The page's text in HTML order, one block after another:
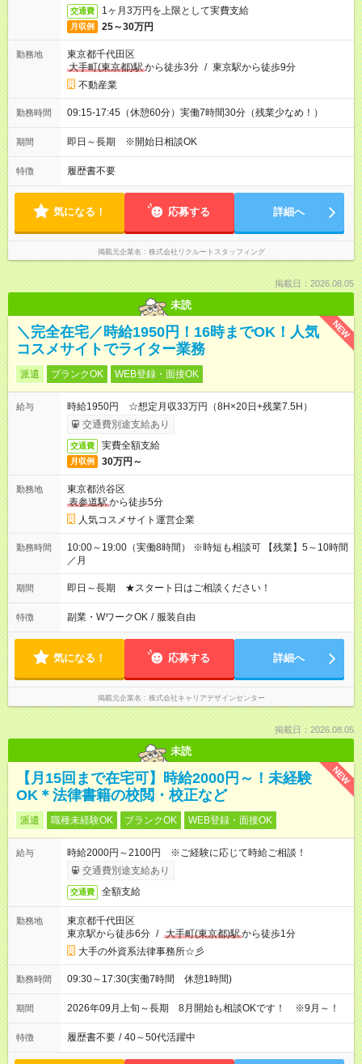
交通費 1ヶ月3万円を上限として実費支給
月収例 25～30万円
勤務地
東京都千代田区
大手町(東京都)駅から徒歩3分 / 東京駅から徒歩9分
不動産業
勤務時間 09:15-17:45（休憩60分）実働7時間30分（残業少なめ！）
期間 即日～長期 ※開始日相談OK
特徴 履歴書不要
気になる！ 応募する 詳細へ
掲載元企業名 株式会社リクルートスタッフィング
掲載日：2026.08.05
未読
NEW
＼完全在宅／時給1950円！16時までOK！人気
コスメサイトでライター業務
派遣 ブランクOK WEB登録・面接OK
給与
時給1950円 ☆想定月収33万円（8H×20日+残業7.5H）
交通費別途支給あり
交通費 実費全額支給
月収例 30万円～
勤務地
東京都渋谷区
表参道駅から徒歩5分
人気コスメサイト運営企業
勤務時間
10:00～19:00（実働8時間） ※時短も相談可 【残業】5～10時間
／月
期間 即日～長期 ★スタート日はご相談ください！
特徴 副業・WワークOK / 服装自由
気になる！ 応募する 詳細へ
掲載元企業名 株式会社キャリアデザインセンター
掲載日：2026.08.05
未読
NEW
【月15回まで在宅可】時給2000円～！未経験
OK＊法律書籍の校閲・校正など
派遣 職種未経験OK ブランクOK WEB登録・面接OK
給与
時給2000円～2100円 ※ご経験に応じて時給ご相談！
交通費別途支給あり
交通費 全額支給
勤務地
東京都千代田区
東京駅から徒歩6分 / 大手町(東京都)駅から徒歩1分
大手の外資系法律事務所☆彡
勤務時間 09:30～17:30(実働7時間 休憩1時間)
期間 2026年09月上旬～長期 8月開始も相談OKです！ ※9月～！
特徴 履歴書不要 / 40～50代活躍中